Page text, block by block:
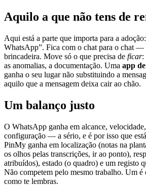
Aquilo a que não tens de
Aqui está a parte que importa para a
WhatsApp”. Fica com o chat para o chat —
brincadeira. Move só o que precisa de ficar:
as anomalias, a documentação. Uma app
ganha o seu lugar não substituindo a
aquilo que a mensagem deixa cair ao chão.
Um balanço justo
O WhatsApp ganha em alcance,
configuração — a sério, e é por isso que
PinMy ganha em localização (notas na
os olhos pelas transcrições, ir ao ponto),
atribuídos), estado (o quadro) e um registo
Não competem pelo mesmo trabalho. Um é
como te lembras.